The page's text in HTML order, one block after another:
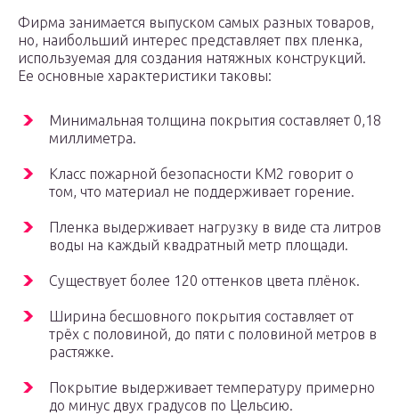
Фирма занимается выпуском самых разных товаров,
но, наибольший интерес представляет пвх пленка,
используемая для создания натяжных конструкций.
Ее основные характеристики таковы:
Минимальная толщина покрытия составляет 0,18
миллиметра.
Класс пожарной безопасности КМ2 говорит о
том, что материал не поддерживает горение.
Пленка выдерживает нагрузку в виде ста литров
воды на каждый квадратный метр площади.
Существует более 120 оттенков цвета плёнок.
Ширина бесшовного покрытия составляет от
трёх с половиной, до пяти с половиной метров в
растяжке.
Покрытие выдерживает температуру примерно
до минус двух градусов по Цельсию.